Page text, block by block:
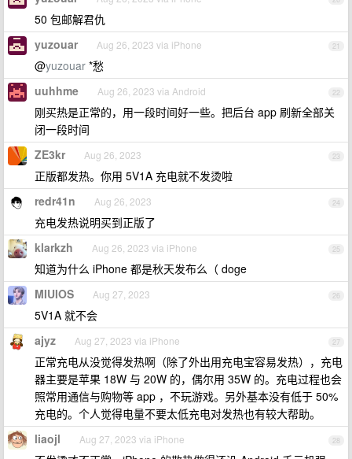
50 包邮解君仇
21
yuzouar Aug 26, 2023 via iPhone
@yuzouar *愁
22
uuhhme Aug 26, 2023 via Android
刚买热是正常的，用一段时间好一些。把后台 app 刷新全部关
闭一段时间
23
ZE3kr Aug 26, 2023
正版都发热。你用 5V1A 充电就不发烫啦
24
redr41n Aug 26, 2023
充电发热说明买到正版了
25
klarkzh Aug 26, 2023 via iPhone
知道为什么 iPhone 都是秋天发布么（ doge
26
MIUIOS Aug 27, 2023
5V1A 就不会
27
ajyz Aug 27, 2023 via iPhone
正常充电从没觉得发热啊（除了外出用充电宝容易发热），充电
器主要是苹果 18W 与 20W 的，偶尔用 35W 的。充电过程也会
照常用通信与购物等 app ，不玩游戏。另外基本没有低于 50%
充电的。个人觉得电量不要太低充电对发热也有较大帮助。
28
liaojl Aug 27, 2023 via iPhone